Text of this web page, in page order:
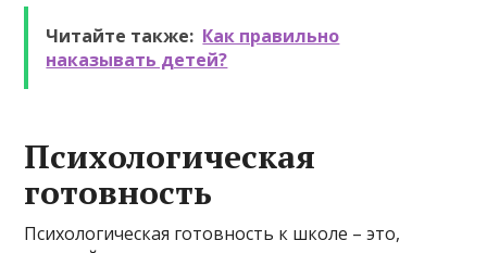
Читайте также: Как правильно
наказывать детей?
Психологическая
готовность
Психологическая готовность к школе – это,